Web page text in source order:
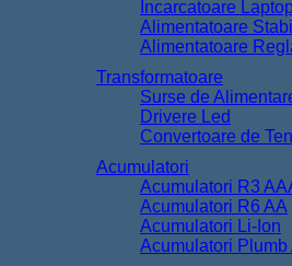
Incarcatoare
Alimentatoare
Alimentatoare
Transformatoare
Surse de
Drivere Led
Convertoare de
Acumulatori
Acumulatori R3
Acumulatori R6 AA
Acumulatori Li-Ion
Acumulatori Plumb